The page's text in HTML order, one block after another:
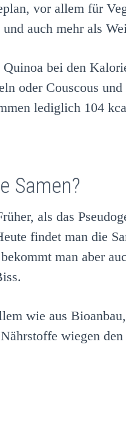
vor allem für
auch mehr als
bei den
oder Couscous
lediglich 104
Samen?
als das
findet man die
man aber
wie aus
wiegen den